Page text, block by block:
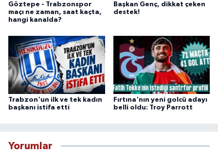
Göztepe - Trabzonspor
maçı ne zaman, saat kaçta,
hangi kanalda?
Başkan Genç, dikkat çeken
destek!
Trabzon'un ilk ve tek kadın
başkanı istifa etti
Fırtına'nın yeni golcü adayı
belli oldu: Troy Parrott
Yorumlar